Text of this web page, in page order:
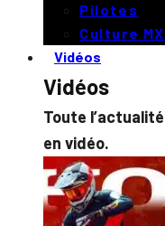
Pilotes
Culture MX
Vidéos
Vidéos
Toute
en vidéo.